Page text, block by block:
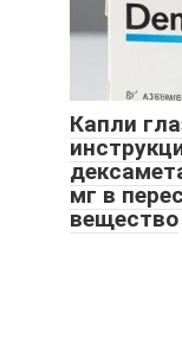
Капли
мг в
вещество